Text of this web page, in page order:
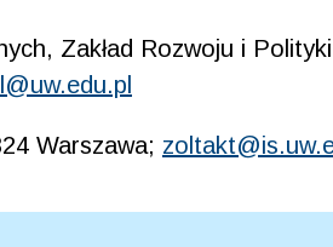
Zakład Rozwoju i Polityki
Warszawa;